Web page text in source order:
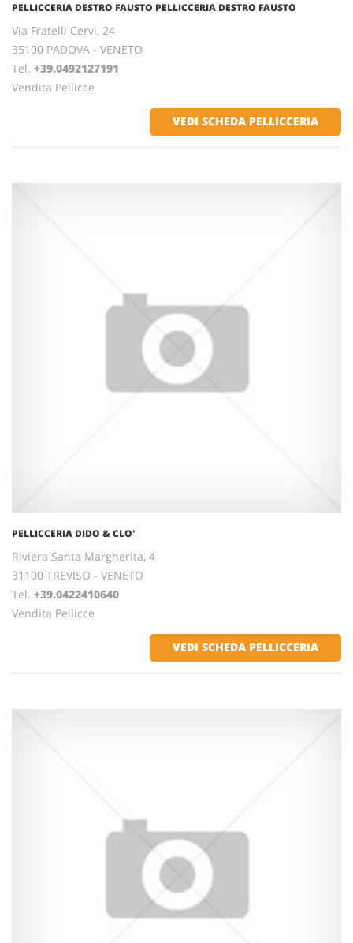
PELLICCERIA DESTRO FAUSTO PELLICCERIA DESTRO FAUSTO
Via Fratelli Cervi, 24
35100 PADOVA - VENETO
Tel. +39.0492127191
Vendita Pellicce
VEDI SCHEDA PELLICCERIA
PELLICCERIA DIDO & CLO'
Riviera Santa Margherita, 4
31100 TREVISO - VENETO
Tel. +39.0422410640
Vendita Pellicce
VEDI SCHEDA PELLICCERIA